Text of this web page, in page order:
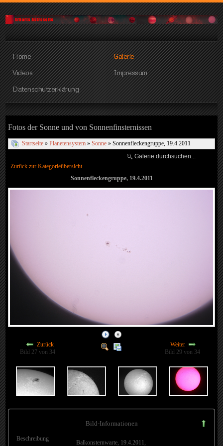
Home
Galerie
Videos
Impressum
Datenschutzerklärung
Fotos der Sonne und von Sonnenfinsternissen
Startseite »Planetensystem »Sonne » Sonnenfleckengruppe, 19.4.2011
Zurück zur Kategorieübersicht
Sonnenfleckengruppe, 19.4.2011
Zurück
Bild 27 von 34
Weiter
Bild 29 von 34
Bild-Informationen
Beschreibung
Balkonsternwarte, 19.4.2011,